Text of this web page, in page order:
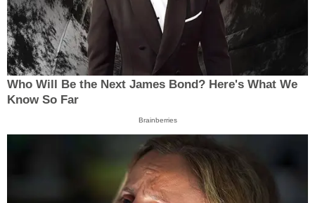
Who Will Be the Next James Bond? Here's What We
Know So Far
Brainberries